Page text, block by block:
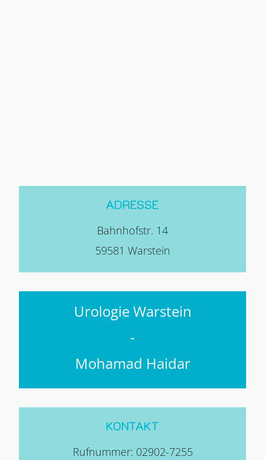
ADRESSE
Bahnhofstr. 14
59581 Warstein
Urologie Warstein
-
Mohamad Haidar
KONTAKT
Rufnummer: 02902-7255